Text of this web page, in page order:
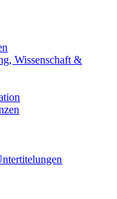
Wissenschaft &